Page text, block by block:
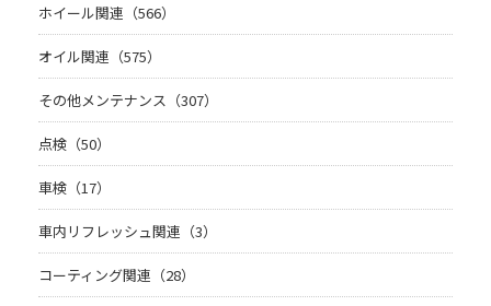
ホイール関連（566）
オイル関連（575）
その他メンテナンス（307）
点検（50）
車検（17）
車内リフレッシュ関連（3）
コーティング関連（28）